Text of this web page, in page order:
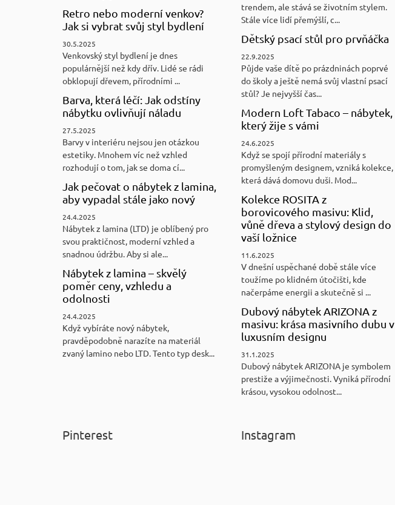
Retro nebo moderní venkov?
Jak si vybrat svůj styl bydlení
30.5.2025
Venkovský styl bydlení je dnes
populárnější než kdy dřív. Lidé se rádi
obklopují dřevem, přírodními ...
Barva, která léčí: Jak odstíny
nábytku ovlivňují náladu
27.5.2025
Barvy v interiéru nejsou jen otázkou
estetiky. Mnohem víc než vzhled
rozhodují o tom, jak se doma cí...
Jak pečovat o nábytek z lamina,
aby vypadal stále jako nový
24.4.2025
Nábytek z lamina (LTD) je oblíbený pro
svou praktičnost, moderní vzhled a
snadnou údržbu. Aby si ale...
Nábytek z lamina – skvělý
poměr ceny, vzhledu a
odolnosti
24.4.2025
Když vybíráte nový nábytek,
pravděpodobně narazíte na materiál
zvaný lamino nebo LTD. Tento typ desk...
trendem, ale stává se životním stylem.
Stále více lidí přemýšlí, c...
Dětský psací stůl pro prvňáčka
22.9.2025
Půjde vaše dítě po prázdninách poprvé
do školy a ještě nemá svůj vlastní psací
stůl? Je nejvyšší čas...
Modern Loft Tabaco – nábytek,
který žije s vámi
24.6.2025
Když se spojí přírodní materiály s
promyšleným designem, vzniká kolekce,
která dává domovu duši. Mod...
Kolekce ROSITA z
borovicového masivu: Klid,
vůně dřeva a stylový design do
vaší ložnice
11.6.2025
V dnešní uspěchané době stále více
toužíme po klidném útočišti, kde
načerpáme energii a skutečně si ...
Dubový nábytek ARIZONA z
masivu: krása masivního dubu v
luxusním designu
31.1.2025
Dubový nábytek ARIZONA je symbolem
prestiže a výjimečnosti. Vyniká přírodní
krásou, vysokou odolnost...
Pinterest Instagram